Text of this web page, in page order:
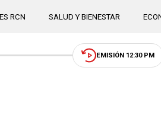
RCN SALUD Y BIENESTAR
EMISIÓN 12:30 PM